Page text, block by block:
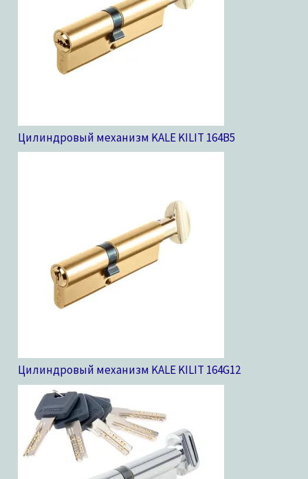
Цилиндровый механизм KALE KILIT 164B5
Цилиндровый механизм KALE KILIT 164G12